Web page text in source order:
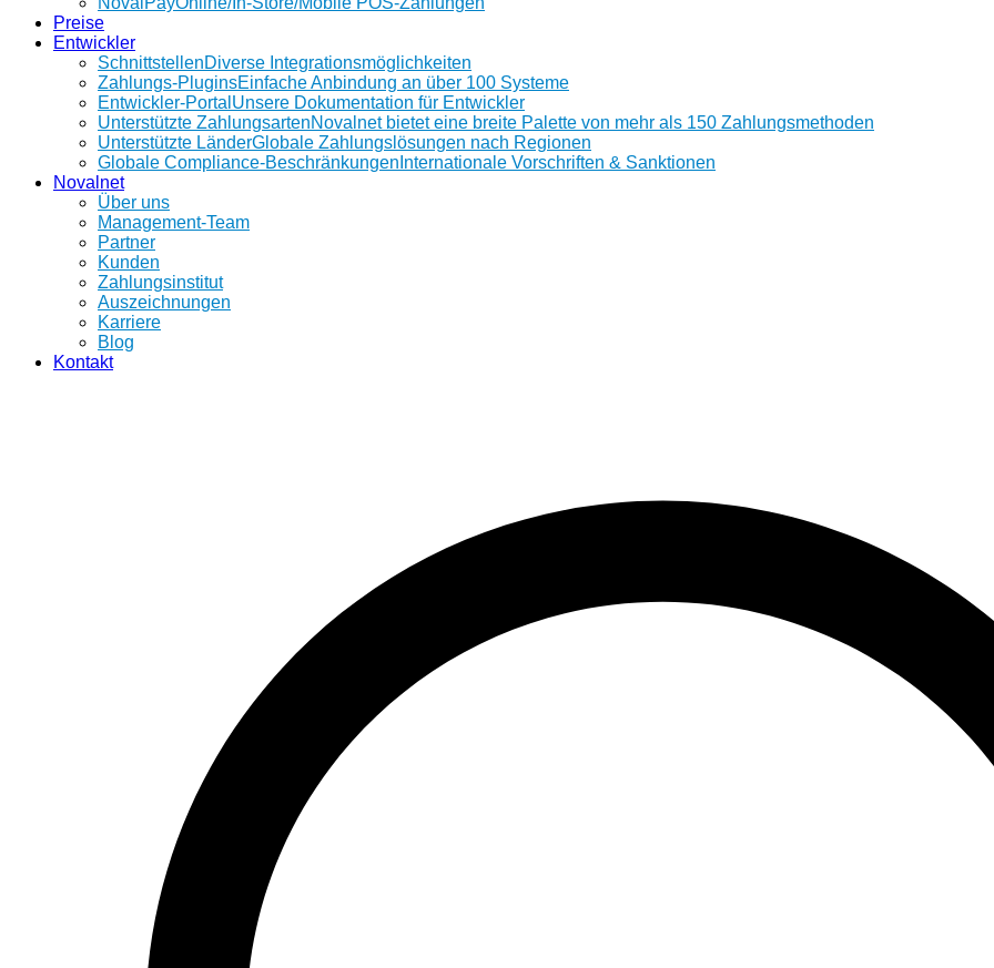
Preise
Entwickler
SchnittstellenDiverse Integrationsmöglichkeiten
Zahlungs-PluginsEinfache Anbindung an über 100 Systeme
Entwickler-Portal Unsere Dokumentation für Entwickler
Unterstützte ZahlungsartenNovalnet bietet eine breite Palette von mehr als 150 Zahlungsmethoden
Unterstützte LänderGlobale Zahlungslösungen nach Regionen
Globale Compliance-Beschränkungen Internationale Vorschriften & Sanktionen
Novalnet
Über uns
Management-Team
Partner
Kunden
Zahlungsinstitut
Auszeichnungen
Karriere
Blog
Kontakt